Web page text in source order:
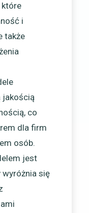
które
i
także
jakością
co
dla firm
osób.
jest
wyróżnia się